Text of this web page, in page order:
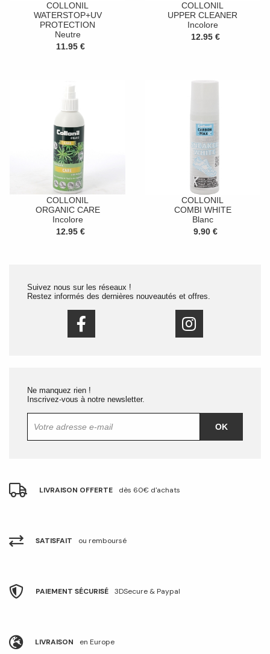
COLLONIL
WATERSTOP+UV
PROTECTION
Neutre
11.95 €
COLLONIL
UPPER CLEANER
Incolore
12.95 €
COLLONIL
ORGANIC CARE
Incolore
12.95 €
COLLONIL
COMBI WHITE
Blanc
9.90 €
Suivez nous sur les réseaux !
Restez informés des dernières nouveautés et offres.
Ne manquez rien !
Inscrivez-vous à notre newsletter.
OK
LIVRAISON OFFERTE dès 60€ d'achats
SATISFAIT ou remboursé
PAIEMENT SÉCURISÉ 3DSecure & Paypal
LIVRAISON en Europe